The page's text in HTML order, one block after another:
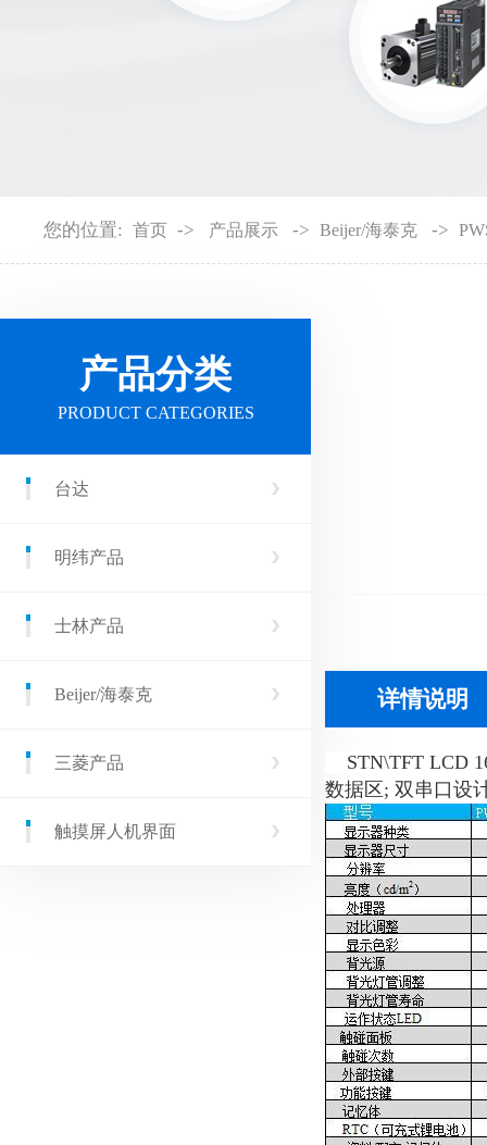
您的位置: 首页 -> 产品展示 -> Beijer/海泰克 ->
产品分类
PRODUCT CATEGORIES
台达
明纬产品
士林产品
Beijer/海泰克
三菱产品
触摸屏人机界面
详情说明
STN\TFT LCD
数据区; 双串口设